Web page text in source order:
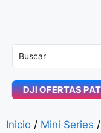
DJI OFERTAS
Inicio / Mini Series